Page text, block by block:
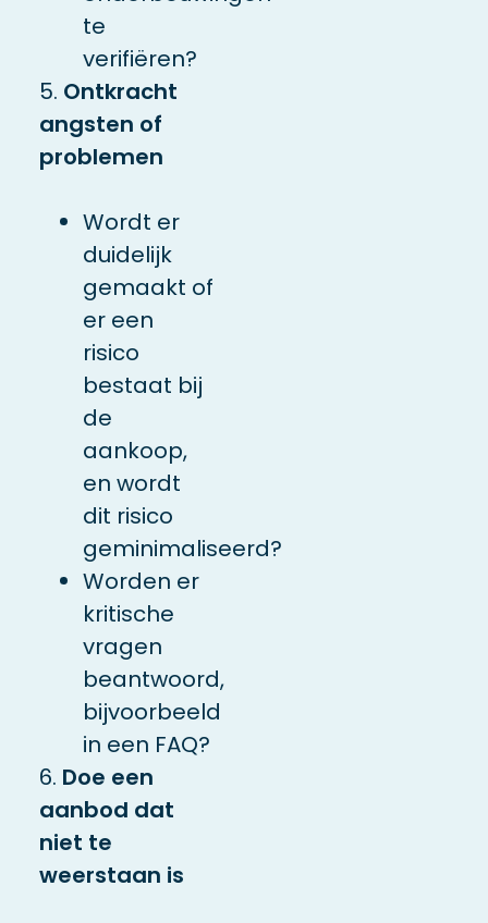
te
verifiëren?
5. Ontkracht
angsten of
problemen
Wordt er
duidelijk
gemaakt of
er een
risico
bestaat bij
de
aankoop,
en wordt
dit risico
geminimaliseerd?
Worden er
kritische
vragen
beantwoord,
bijvoorbeeld
in een FAQ?
6. Doe een
aanbod dat
niet te
weerstaan is